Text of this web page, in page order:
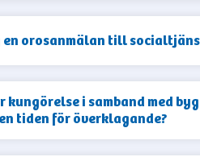
en orosanmälan till
kungörelse i samband med
tiden för överklagande?